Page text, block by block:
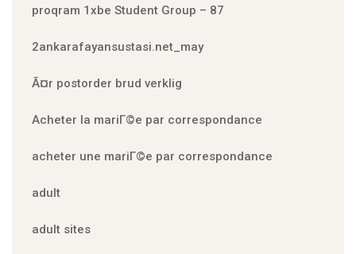
proqram 1xbe Student Group – 87
2ankarafayansustasi.net_may
Ã¤r postorder brud verklig
Acheter la mariГ©e par correspondance
acheter une mariГ©e par correspondance
adult
adult sites